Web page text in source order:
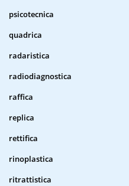
psicotecnica
quadrica
radaristica
radiodiagnostica
raffica
replica
rettifica
rinoplastica
ritrattistica